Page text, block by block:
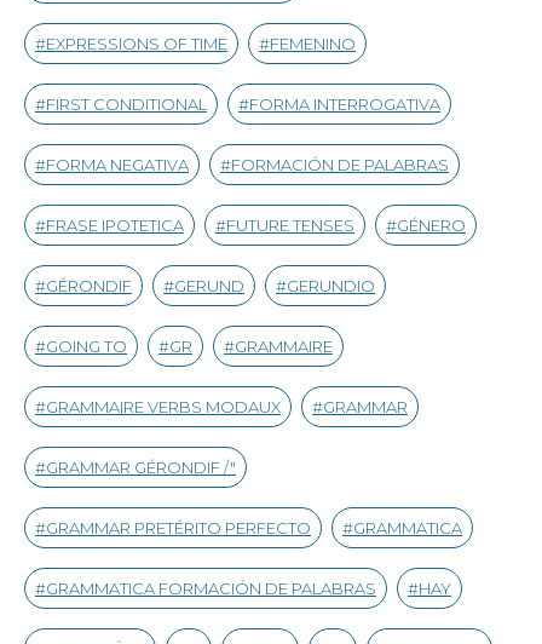
EXPRESSIONS OF TIME FEMENINO
FIRST CONDITIONAL FORMA INTERROGATIVA
FORMA NEGATIVA FORMACIÓN DE PALABRAS
FRASE IPOTETICA FUTURE TENSES GÉNERO
GÉRONDIF GERUND GERUNDIO
GOING TO GR GRAMMAIRE
GRAMMAIRE VERBS MODAUX GRAMMAR
GRAMMAR GÉRONDIF /"
GRAMMAR PRETÉRITO PERFECTO GRAMMATICA
GRAMMATICA FORMACIÓN DE PALABRAS HAY